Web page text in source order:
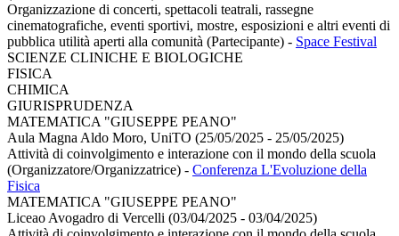
Organizzazione di concerti, spettacoli teatrali, rassegne
cinematografiche, eventi sportivi, mostre, esposizioni e altri eventi di
pubblica utilità aperti alla comunità (Partecipante) - Space Festival
SCIENZE CLINICHE E BIOLOGICHE
FISICA
CHIMICA
GIURISPRUDENZA
MATEMATICA "GIUSEPPE PEANO"
Aula Magna Aldo Moro, UniTO (25/05/2025 - 25/05/2025)
Attività di coinvolgimento e interazione con il mondo della scuola
(Organizzatore/Organizzatrice) - Conferenza L'Evoluzione della
Fisica
MATEMATICA "GIUSEPPE PEANO"
Liceao Avogadro di Vercelli (03/04/2025 - 03/04/2025)